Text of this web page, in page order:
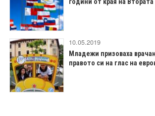
10.05.2019
Младежи призоваха
правото си на глас на